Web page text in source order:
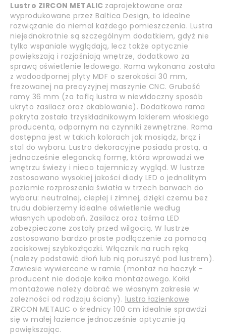
Lustro ZIRCON METALIC zaprojektowane oraz
wyprodukowane przez Baltica Design, to idealne
rozwiązanie do niemal każdego pomieszczenia. Lustra
niejednokrotnie są szczególnym dodatkiem, gdyż nie
tylko wspaniale wyglądają, lecz także optycznie
powiększają i rozjaśniają wnętrze, dodatkowo za
sprawą oświetlenie ledowego. Rama wykonana została
z wodoodpornej płyty MDF o szerokości 30 mm,
frezowanej na precyzyjnej maszynie CNC. Grubość
ramy 36 mm (za taflą lustra w niewidoczny sposób
ukryto zasilacz oraz okablowanie). Dodatkowo rama
pokryta została trzyskładnikowym lakierem włoskiego
producenta, odpornym na czynniki zewnętrzne. Rama
dostępna jest w takich kolorach jak mosiądz, brąz i
stal do wyboru. Lustro dekoracyjne posiada prostą, a
jednocześnie elegancką formę, która wprowadzi we
wnętrzu świeży i nieco tajemniczy wygląd. W lustrze
zastosowano wysokiej jakości diody LED o jednolitym
poziomie rozproszenia światła w trzech barwach do
wyboru: neutralnej, ciepłej i zimnej, dzięki czemu bez
trudu dobierzemy idealne oświetlenie według
własnych upodobań. Zasilacz oraz taśma LED
zabezpieczone zostały przed wilgocią. W lustrze
zastosowano bardzo proste podłączenie za pomocą
zaciskowej szybkozłączki. Włącznik na ruch ręką
(należy podstawić dłoń lub nią poruszyć pod lustrem).
Zawiesie wywiercone w ramie (montaż na haczyk -
producent nie dodaje kołka montażowego. Kołki
montażowe należy dobrać we własnym zakresie w
zależności od rodzaju ściany). lustro łazienkowe
ZIRCON METALIC o średnicy 100 cm idealnie sprawdzi
się w małej łazience jednocześnie optycznie ją
powiększając.